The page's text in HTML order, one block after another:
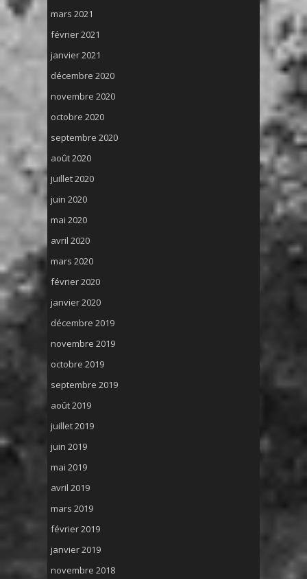
mars 2021
février 2021
janvier 2021
décembre 2020
novembre 2020
octobre 2020
septembre 2020
août 2020
juillet 2020
juin 2020
mai 2020
avril 2020
mars 2020
février 2020
janvier 2020
décembre 2019
novembre 2019
octobre 2019
septembre 2019
août 2019
juillet 2019
juin 2019
mai 2019
avril 2019
mars 2019
février 2019
janvier 2019
novembre 2018